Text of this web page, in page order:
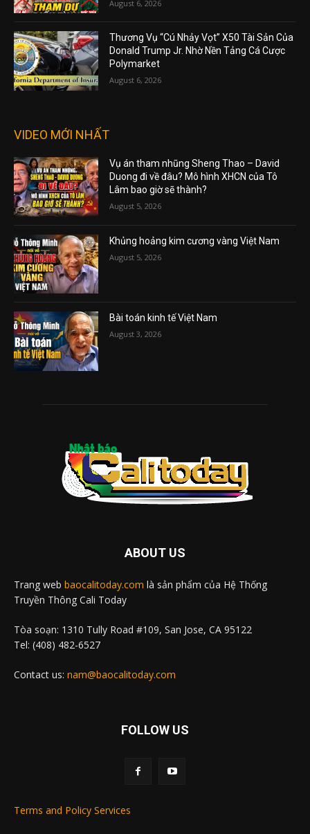
August 6, 2026
Thương Vụ “Cú Nhảy Vọt” X50 Tài Sản Của
Donald Trump Jr. Nhờ Nền Tảng Cá Cược
Polymarket
August 6, 2026
VIDEO MỚI NHẤT
Vụ án tham nhũng Sheng Thao – David
Duong đi về đâu? Mô hình XHCN của Tô
Lâm bao giờ sẽ thành?
August 5, 2026
Khủng hoảng kim cương vàng Việt Nam
August 5, 2026
Bài toán kinh tế Việt Nam
August 3, 2026
ABOUT US
Trang web baocalitoday.com là sản phẩm của Hệ Thống
Truyền Thông Cali Today
Tòa soạn: 1310 Tully Road #109, San Jose, CA 95122
Tel: (408) 482-6527
Contact us: nam@baocalitoday.com
FOLLOW US
Terms and Policy Services